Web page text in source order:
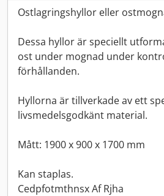
Ostlagringshyllor eller
Dessa hyllor är speciellt
ost under mognad under
förhållanden.
Hyllorna är tillverkade av ett
livsmedelsgodkänt material.
Mått: 1900 x 900 x 1700 mm
Kan staplas.
Cedpfotmthnsx Af Rjha